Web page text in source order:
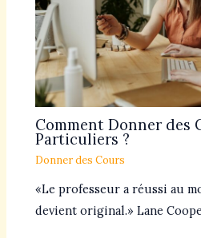
Comment Donner des
Particuliers ?
Donner des Cours
«Le professeur a réussi au
devient original.» Lane